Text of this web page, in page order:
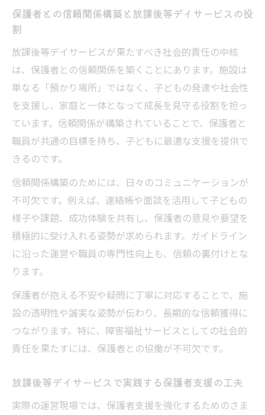
保護者との信頼関係構築と放課後等デイサービスの役
割
放課後等デイサービスが果たすべき社会的責任の中核
は、保護者との信頼関係を築くことにあります。施設は
単なる「預かり場所」ではなく、子どもの発達や社会性
を支援し、家庭と一体となって成長を見守る役割を担っ
ています。信頼関係が構築されていることで、保護者と
職員が共通の目標を持ち、子どもに最適な支援を提供で
きるのです。
信頼関係構築のためには、日々のコミュニケーションが
不可欠です。例えば、連絡帳や面談を活用して子どもの
様子や課題、成功体験を共有し、保護者の意見や要望を
積極的に受け入れる姿勢が求められます。ガイドライン
に沿った運営や職員の専門性向上も、信頼の裏付けとな
ります。
保護者が抱える不安や疑問に丁寧に対応することで、施
設の透明性や誠実な姿勢が伝わり、長期的な信頼獲得に
つながります。特に、障害福祉サービスとしての社会的
責任を果たすには、保護者との協働が不可欠です。
放課後等デイサービスで実践する保護者支援の工夫
実際の運営現場では、保護者支援を強化するためのさま